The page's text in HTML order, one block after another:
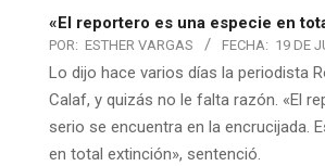
«El reportero es una especie en
POR: ESTHER VARGAS FECHA: 19 DE
Lo dijo hace varios días la periodista
Calaf, y quizás no le falta razón. «El
serio se encuentra en la encrucijada.
en total extinción», sentenció.